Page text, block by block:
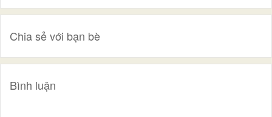
Chia sẻ với bạn bè
Bình luận